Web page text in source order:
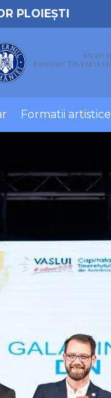
PLOIEȘTI
Formatii artistice